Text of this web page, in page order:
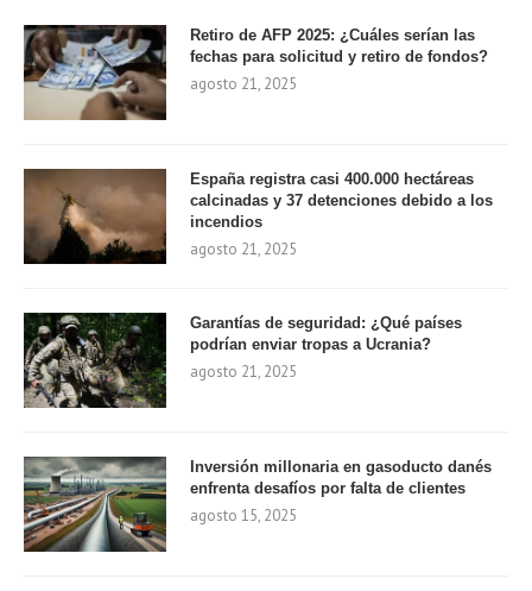
Retiro de AFP 2025: ¿Cuáles serían las
fechas para solicitud y retiro de fondos?
agosto 21, 2025
España registra casi 400.000 hectáreas
calcinadas y 37 detenciones debido a los
incendios
agosto 21, 2025
Garantías de seguridad: ¿Qué países
podrían enviar tropas a Ucrania?
agosto 21, 2025
Inversión millonaria en gasoducto danés
enfrenta desafíos por falta de clientes
agosto 15, 2025